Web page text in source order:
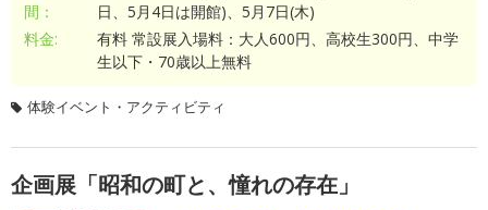
間：
日、5月4日は開館)、5月7日(木)
料金:
有料 常設展入場料：大人600円、高校生300円、中学
生以下・70歳以上無料
体験イベント・アクティビティ
企画展「昭和の町と、憧れの存在」